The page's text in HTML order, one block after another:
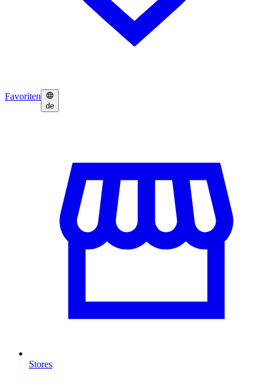
Favoriten
de
Stores